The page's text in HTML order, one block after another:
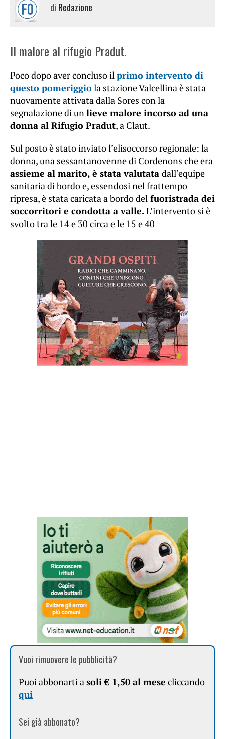
di Redazione
Il malore al rifugio Pradut.
Poco dopo aver concluso ilprimo intervento di
questo pomeriggiola stazione Valcellina è stata
nuovamente attivata dalla Sores con la
segnalazione di unlieve malore incorso ad una
donna al Rifugio Pradut, a Claut.
Sul posto è stato inviato l’elisoccorso regionale: la
donna, una sessantanovenne di Cordenons che era
assieme al marito, è stata valutata dall’equipe
sanitaria di bordo e, essendosi nel frattempo
ripresa, è stata caricata a bordo del fuoristrada dei
soccorritori e condotta a valle.L’intervento si è
svolto tra le 14 e 30 circa e le 15 e 40
Vuoi rimuovere le pubblicità?
Puoi abbonarti asoli € 1,50 al mese cliccando
qui
Sei già abbonato?